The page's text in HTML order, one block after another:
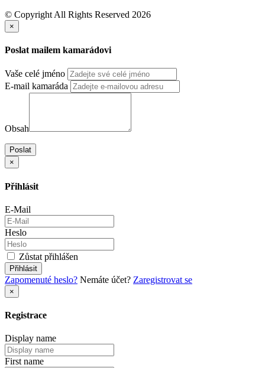
© Copyright All Rights Reserved 2026
×
Poslat mailem kamarádovi
Vaše celé jméno
E-mail kamaráda
Obsah
Poslat
×
Přihlásit
E-Mail
Heslo
Zůstat přihlášen
Přihlásit
Zapomenuté heslo? Nemáte účet? Zaregistrovat se
×
Registrace
Display name
First name